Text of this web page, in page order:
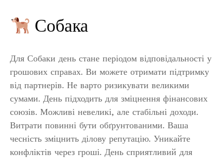
Собака
Для Собаки день стане періодом відповідальності у
грошових справах. Ви можете отримати підтримку
від партнерів. Не варто ризикувати великими
сумами. День підходить для зміцнення фінансових
союзів. Можливі невеликі, але стабільні доходи.
Витрати повинні бути обґрунтованими. Ваша
чесність зміцнить ділову репутацію. Уникайте
конфліктів через гроші. День сприятливий для